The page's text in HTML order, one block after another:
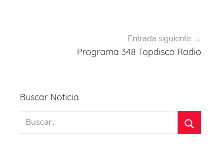
Entrada siguiente
Programa 348 Topdisco Radio
Buscar Noticia